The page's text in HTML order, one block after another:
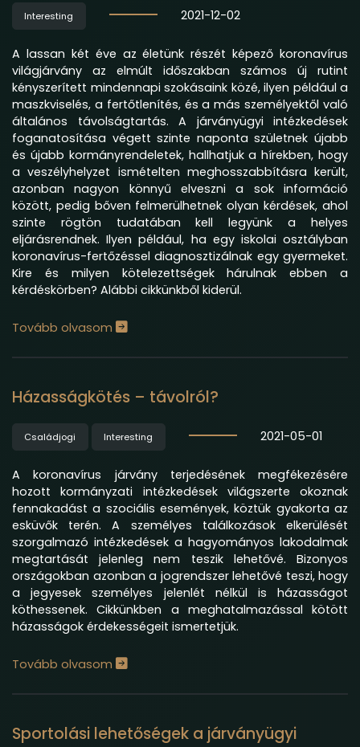
Interesting 2021-12-02
A lassan két éve az életünk részét képező koronavírus
világjárvány az elmúlt időszakban számos új rutint
kényszerített mindennapi szokásaink közé, ilyen például a
maszkviselés, a fertőtlenítés, és a más személyektől való
általános távolságtartás. A járványügyi intézkedések
foganatosítása végett szinte naponta születnek újabb
és újabb kormányrendeletek, hallhatjuk a hírekben, hogy
a veszélyhelyzet ismételten meghosszabbításra került,
azonban nagyon könnyű elveszni a sok információ
között, pedig bőven felmerülhetnek olyan kérdések, ahol
szinte rögtön tudatában kell legyünk a helyes
eljárásrendnek. Ilyen például, ha egy iskolai osztályban
koronavírus-fertőzéssel diagnosztizálnak egy gyermeket.
Kire és milyen kötelezettségek hárulnak ebben a
kérdéskörben? Alábbi cikkünkből kiderül.
Tovább olvasom
Házasságkötés – távolról?
Családjogi Interesting 2021-05-01
A koronavírus járvány terjedésének megfékezésére
hozott kormányzati intézkedések világszerte okoznak
fennakadást a szociális események, köztük gyakorta az
esküvők terén. A személyes találkozások elkerülését
szorgalmazó intézkedések a hagyományos lakodalmak
megtartását jelenleg nem teszik lehetővé. Bizonyos
országokban azonban a jogrendszer lehetővé teszi, hogy
a jegyesek személyes jelenlét nélkül is házasságot
köthessenek. Cikkünkben a meghatalmazással kötött
házasságok érdekességeit ismertetjük.
Tovább olvasom
Sportolási lehetőségek a járványügyi